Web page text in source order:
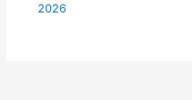
2026